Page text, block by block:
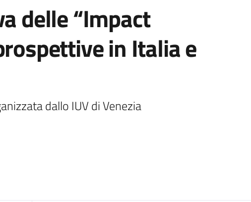
delle “Impact
in Italia e
dallo IUV di Venezia